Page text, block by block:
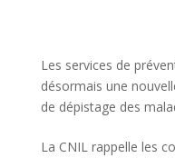
Les services de
désormais une
de dépistage des
La CNIL rappelle les